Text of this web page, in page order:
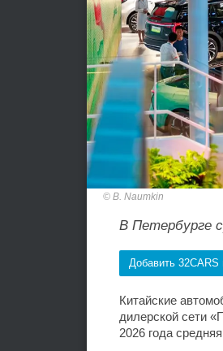
B. Naumkin
В Петербурге
Добавить
Китайские
дилерской сети
2026 года